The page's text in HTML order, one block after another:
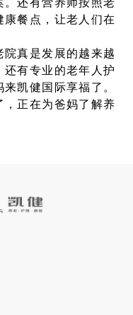
还有营养师按照老
餐点，让老人们在
真是发展的越来越
有专业的老年人护
凯健国际享福了。
正在为爸妈了解养